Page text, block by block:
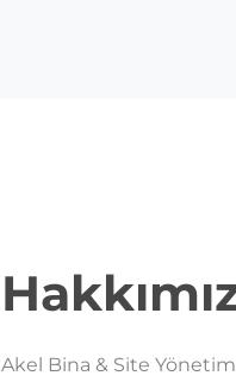
Akel Bina & Site